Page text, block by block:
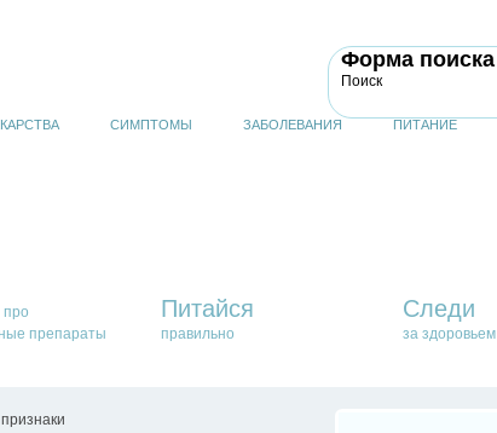
Форма поиска
Поиск
СИМПТОМЫ ЗАБОЛЕВАНИЯ ПИТАНИЕ
про
препараты
Питайся
правильно
Следи
за здоровьем